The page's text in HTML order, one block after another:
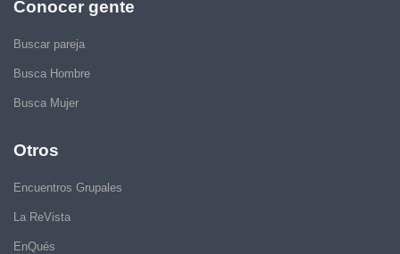
Conocer gente
Buscar pareja
Busca Hombre
Busca Mujer
Otros
Encuentros Grupales
La ReVista
EnQués